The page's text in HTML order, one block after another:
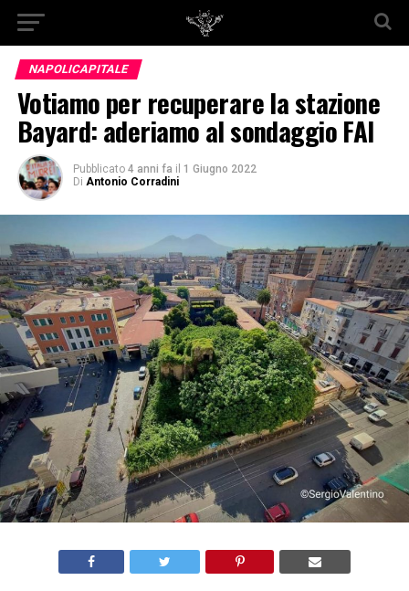
NAPOLICAPITALE
Votiamo per recuperare la stazione
Bayard: aderiamo al sondaggio FAI
Pubblicato 4 anni fa il 1 Giugno 2022
Di Antonio Corradini